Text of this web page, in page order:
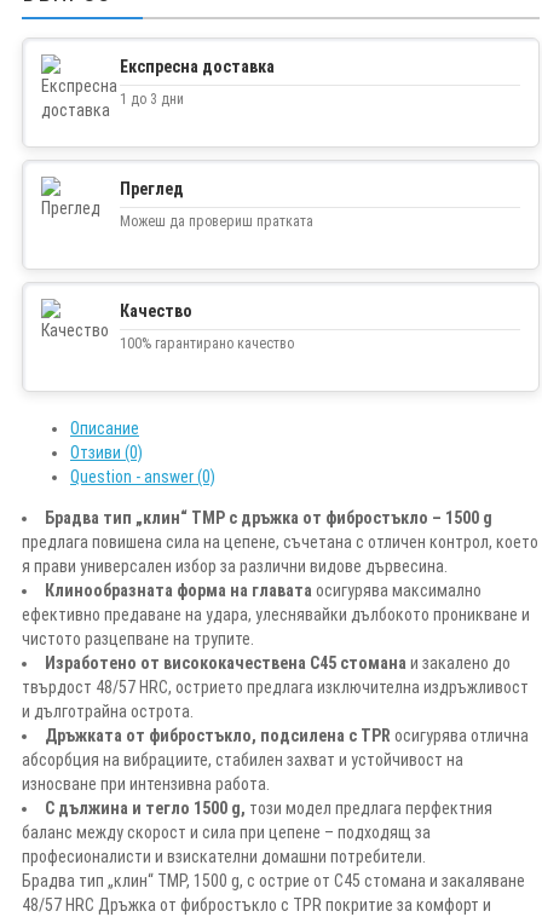
Експресна доставка
1 до 3 дни
Преглед
Можеш да провериш пратката
Качество
100% гарантирано качество
Описание
Отзиви (0)
Question - answer (0)
Брадва тип „клин“ TMP с дръжка от фибростъкло – 1500 g
предлага повишена сила на цепене, съчетана с отличен контрол, което
я прави универсален избор за различни видове дървесина.
Клинoобразната форма на главата осигурява максимално
ефективно предаване на удара, улеснявайки дълбокото проникване и
чистото разцепване на трупите.
Изработено от висококачествена C45 стомана и закалено до
твърдост 48/57 HRC, острието предлага изключителна издръжливост
и дълготрайна острота.
Дръжката от фибростъкло, подсилена с TPR осигурява отлична
абсорбция на вибрациите, стабилен захват и устойчивост на
износване при интензивна работа.
С дължина и тегло 1500 g, този модел предлага перфектния
баланс между скорост и сила при цепене – подходящ за
професионалисти и взискателни домашни потребители.
Брадва тип „клин“ TMP, 1500 g, с острие от C45 стомана и закаляване
48/57 HRC Дръжка от фибростъкло с TPR покритие за комфорт и